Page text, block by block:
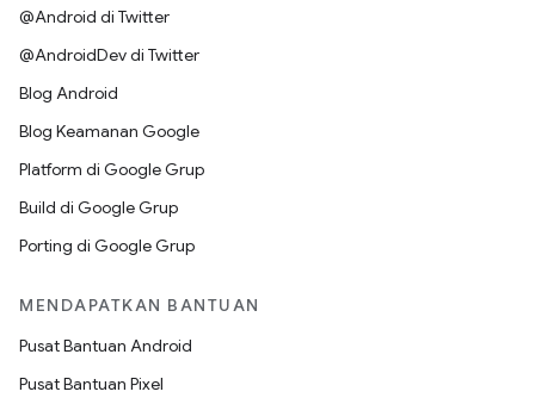
@Android di Twitter
@AndroidDev di Twitter
Blog Android
Blog Keamanan Google
Platform di Google Grup
Build di Google Grup
Porting di Google Grup
MENDAPATKAN BANTUAN
Pusat Bantuan Android
Pusat Bantuan Pixel